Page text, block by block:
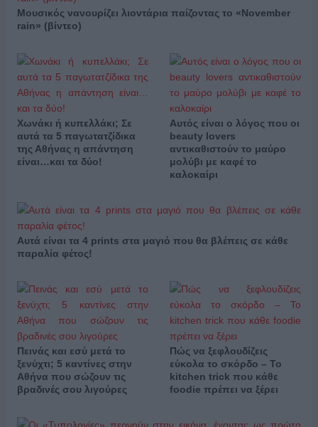
Μουσικός νανουρίζει λιοντάρια παίζοντας το «November
rain» (βίντεο)
Χωνάκι ή κυπελλάκι; Σε
αυτά τα 5 παγωτατζίδικα
της Αθήνας η απάντηση
είναι…και τα δύο!
Αυτός είναι ο λόγος που οι
beauty lovers
αντικαθιστούν το μαύρο
μολύβι με καφέ το
καλοκαίρι
Αυτά είναι τα 4 prints στα μαγιό που θα βλέπεις σε κάθε
παραλία φέτος!
Πεινάς και εσύ μετά το
ξενύχτι; 5 καντίνες στην
Αθήνα που σώζουν τις
βραδινές σου λιγούρες
Πώς να ξεφλουδίζεις
εύκολα το σκόρδο – Το
kitchen trick που κάθε
foodie πρέπει να ξέρει